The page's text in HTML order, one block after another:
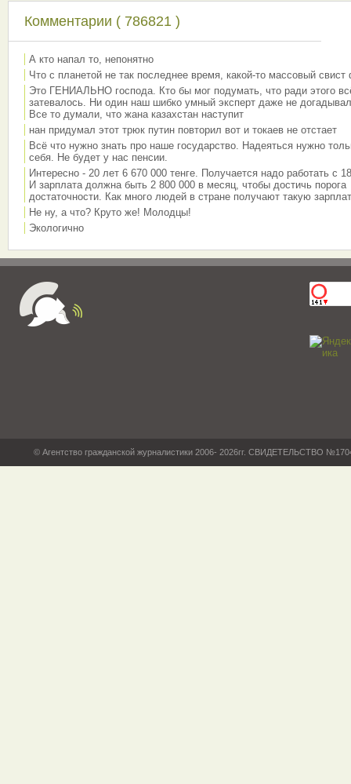
Комментарии ( 786821 )
А кто напал то, непонятно
Что с планетой не так последнее время, какой-то массовый свист
Это ГЕНИАЛЬНО господа. Кто бы мог подумать, что ради этого
затевалось. Ни один наш шибко умный эксперт даже не
Все то думали, что жана казахстан наступит
нан придумал этот трюк путин повторил вот и токаев не отстает
Всё что нужно знать про наше государство. Надеяться нужно
себя. Не будет у нас пенсии.
Интересно - 20 лет 6 670 000 тенге. Получается надо работать с
И зарплата должна быть 2 800 000 в месяц, чтобы достичь порога
достаточности. Как много людей в стране получают такую
Не ну, а что? Круто же! Молодцы!
Экологично
© Агентство гражданской журналистики 2006- 2026гг. СВИДЕТЕЛЬСТВО